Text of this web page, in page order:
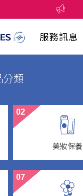
服務訊息
分類
02
美妝保養
07